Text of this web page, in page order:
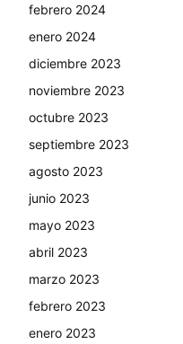
febrero 2024
enero 2024
diciembre 2023
noviembre 2023
octubre 2023
septiembre 2023
agosto 2023
junio 2023
mayo 2023
abril 2023
marzo 2023
febrero 2023
enero 2023